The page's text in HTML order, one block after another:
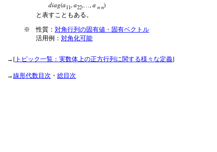
diag(a11,a22,…,a n n)
と表すこともある。
※ 性質： 対角行列の固有値・固有ベクトル
活用例： 対角化可能
→ [ トピック一覧：実数体上の正方行列に関する様々な定義]
→線形代数目次 ・ 総目次